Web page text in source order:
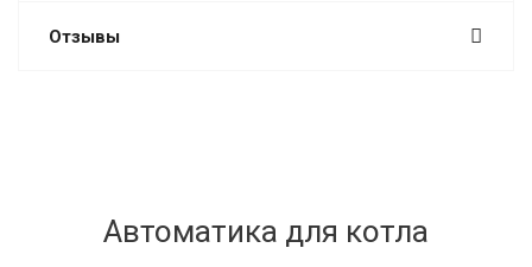
Отзывы
Автоматика для котла